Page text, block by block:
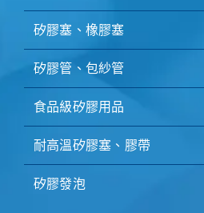
矽膠塞、橡膠塞
矽膠管、包紗管
食品級矽膠用品
耐高溫矽膠塞、膠帶
矽膠發泡